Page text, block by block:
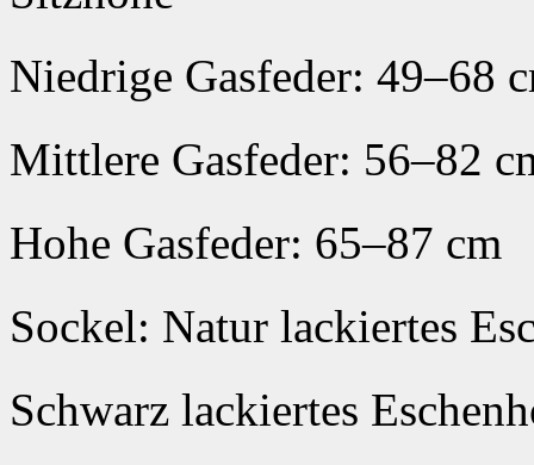
Niedrige Gasfeder: 49–68
Mittlere Gasfeder: 56–82
Hohe Gasfeder: 65–87 cm
Sockel: Natur lackiertes
Schwarz lackiertes